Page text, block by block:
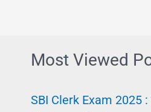
Most Viewed
SBI Clerk Exam 2025 :